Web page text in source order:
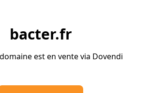
bacter.fr
est en vente via Dovendi